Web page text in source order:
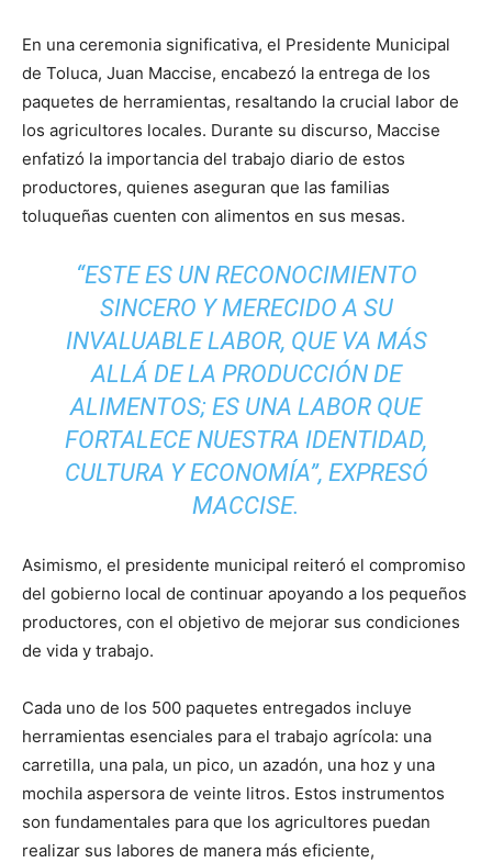
En una ceremonia significativa, el Presidente Municipal
de Toluca, Juan Maccise, encabezó la entrega de los
paquetes de herramientas, resaltando la crucial labor de
los agricultores locales. Durante su discurso, Maccise
enfatizó la importancia del trabajo diario de estos
productores, quienes aseguran que las familias
toluqueñas cuenten con alimentos en sus mesas.
“ESTE ES UN RECONOCIMIENTO
SINCERO Y MERECIDO A SU
INVALUABLE LABOR, QUE VA MÁS
ALLÁ DE LA PRODUCCIÓN DE
ALIMENTOS; ES UNA LABOR QUE
FORTALECE NUESTRA IDENTIDAD,
CULTURA Y ECONOMÍA”, EXPRESÓ
MACCISE.
Asimismo, el presidente municipal reiteró el compromiso
del gobierno local de continuar apoyando a los pequeños
productores, con el objetivo de mejorar sus condiciones
de vida y trabajo.
Cada uno de los 500 paquetes entregados incluye
herramientas esenciales para el trabajo agrícola: una
carretilla, una pala, un pico, un azadón, una hoz y una
mochila aspersora de veinte litros. Estos instrumentos
son fundamentales para que los agricultores puedan
realizar sus labores de manera más eficiente,